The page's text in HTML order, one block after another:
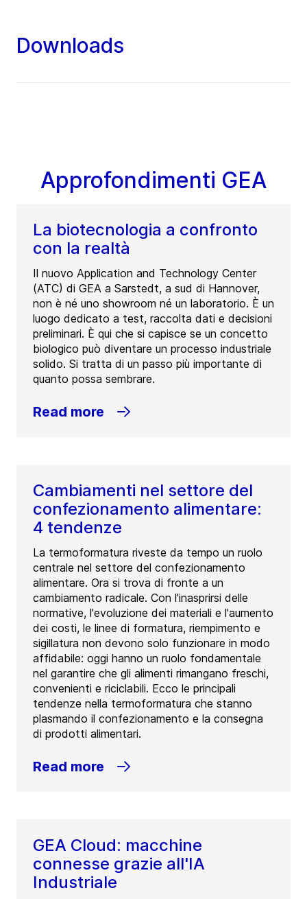
Downloads
Approfondimenti GEA
La biotecnologia a confronto
con la realtà
Il nuovo Application and Technology Center
(ATC) di GEA a Sarstedt, a sud di Hannover,
non è né uno showroom né un laboratorio. È un
luogo dedicato a test, raccolta dati e decisioni
preliminari. È qui che si capisce se un concetto
biologico può diventare un processo industriale
solido. Si tratta di un passo più importante di
quanto possa sembrare.
Read more
Cambiamenti nel settore del
confezionamento alimentare:
4 tendenze
La termoformatura riveste da tempo un ruolo
centrale nel settore del confezionamento
alimentare. Ora si trova di fronte a un
cambiamento radicale. Con l'inasprirsi delle
normative, l'evoluzione dei materiali e l'aumento
dei costi, le linee di formatura, riempimento e
sigillatura non devono solo funzionare in modo
affidabile: oggi hanno un ruolo fondamentale
nel garantire che gli alimenti rimangano freschi,
convenienti e riciclabili. Ecco le principali
tendenze nella termoformatura che stanno
plasmando il confezionamento e la consegna
di prodotti alimentari.
Read more
GEA Cloud: macchine
connesse grazie all'IA
Industriale